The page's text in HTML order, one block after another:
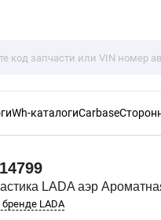
Wh-каталогиCarbase
LADA аэр
LADA